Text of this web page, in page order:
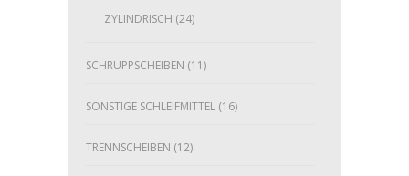
ZYLINDRISCH (24)
SCHRUPPSCHEIBEN (11)
SONSTIGE SCHLEIFMITTEL (16)
TRENNSCHEIBEN (12)